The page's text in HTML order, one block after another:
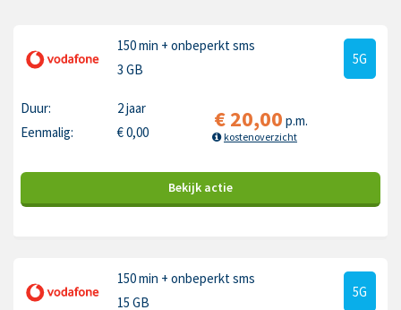
150 min + onbeperkt sms
3 GB
5G
Duur:
2 jaar
Eenmalig:
€0,00 €20,00 p.m.
kostenoverzicht
Bekijk actie
150 min + onbeperkt sms
15 GB
5G